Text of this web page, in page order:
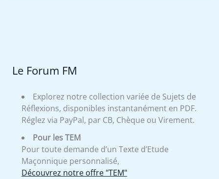
Le Forum FM
Explorez notre collection variée de Sujets de
Réflexions, disponibles instantanément en PDF.
Réglez via PayPal, par CB, Chèque ou Virement.
Pour les TEM
Pour toute demande d’un Texte d’Etude
Maçonnique personnalisé,
Découvrez notre offre "TEM"